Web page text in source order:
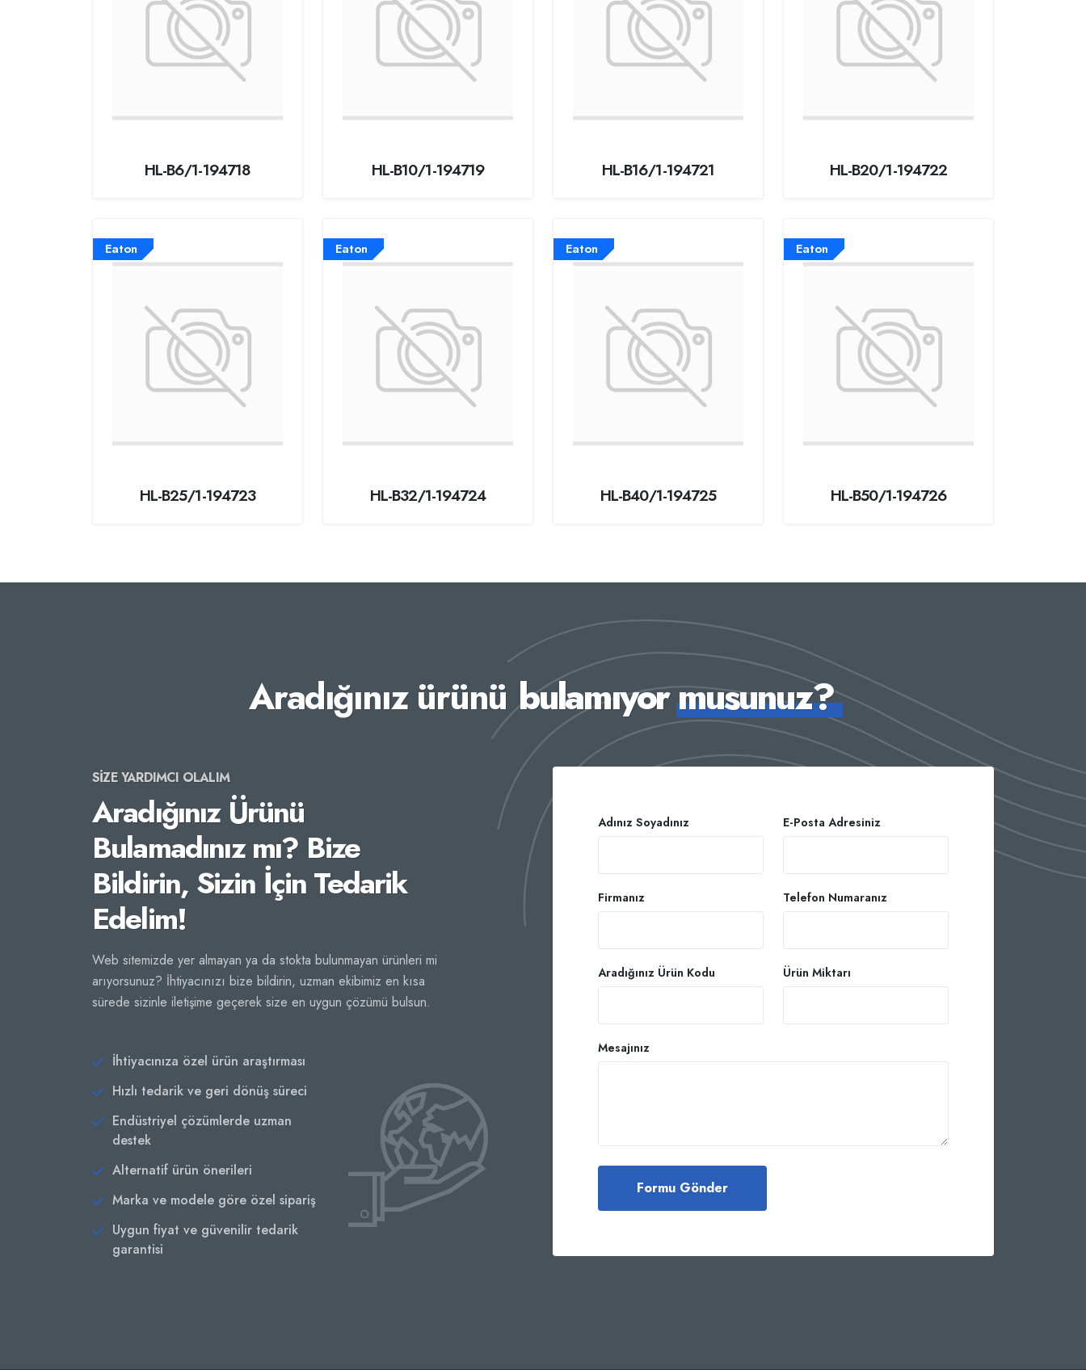
HL-B6/1-194718 HL-B10/1-194719 HL-B16/1-194721 HL-B20/1-194722
Eaton
HL-B25/1-194723
Eaton
HL-B32/1-194724
Eaton
HL-B40/1-194725
Eaton
HL-B50/1-194726
Aradığınız ürünübulamıyor musunuz?
SİZE YARDIMCI OLALIM
Aradığınız Ürünü
Bulamadınız mı? Bize
Bildirin, Sizin İçin Tedarik
Edelim!
Web sitemizde yer almayan ya da stokta bulunmayan ürünleri mi
arıyorsunuz? İhtiyacınızı bize bildirin, uzman ekibimiz en kısa
sürede sizinle iletişime geçerek size en uygun çözümü bulsun.
İhtiyacınıza özel ürün araştırması
Hızlı tedarik ve geri dönüş süreci
Endüstriyel çözümlerde uzman
destek
Alternatif ürün önerileri
Marka ve modele göre özel sipariş
Uygun fiyat ve güvenilir tedarik
garantisi
Adınız Soyadınız E-Posta Adresiniz
Firmanız Telefon Numaranız
Aradığınız Ürün Kodu Ürün Miktarı
Mesajınız